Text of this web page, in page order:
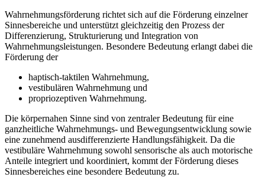
Wahrnehmungsförderung richtet sich auf die Förderung einzelner
Sinnesbereiche und unterstützt gleichzeitig den Prozess der
Differenzierung, Strukturierung und Integration von
Wahrnehmungsleistungen. Besondere Bedeutung erlangt dabei die
Förderung der
haptisch-taktilen Wahrnehmung,
vestibulären Wahrnehmung und
propriozeptiven Wahrnehmung.
Die körpernahen Sinne sind von zentraler Bedeutung für eine
ganzheitliche Wahrnehmungs- und Bewegungsentwicklung sowie
eine zunehmend ausdifferenzierte Handlungsfähigkeit. Da die
vestibuläre Wahrnehmung sowohl sensorische als auch motorische
Anteile integriert und koordiniert, kommt der Förderung dieses
Sinnesbereiches eine besondere Bedeutung zu.